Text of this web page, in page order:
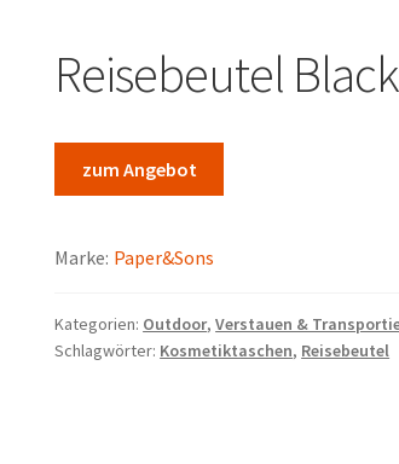
Reisebeutel
zum Angebot
Marke: Paper&Sons
Kategorien: Outdoor,Verstauen &
Schlagwörter: Kosmetiktaschen, Reisebeutel